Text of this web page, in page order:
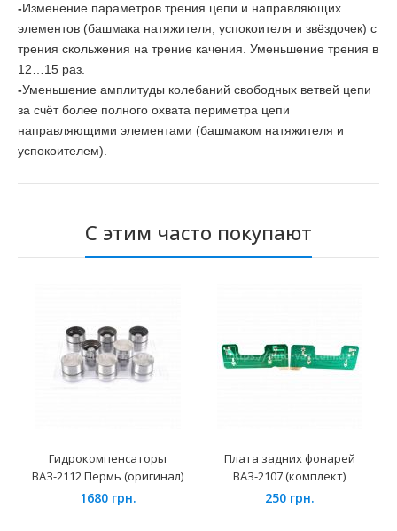
-Изменение параметров трения цепи и направляющих
элементов (башмака натяжителя, успокоителя и звёздочек) с
трения скольжения на трение качения. Уменьшение трения в
12…15 раз.
-Уменьшение амплитуды колебаний свободных ветвей цепи
за счёт более полного охвата периметра цепи
направляющими элементами (башмаком натяжителя и
успокоителем).
С этим часто покупают
Гидрокомпенсаторы
ВАЗ-2112 Пермь (оригинал)
1680 грн.
Плата задних фонарей
ВАЗ-2107 (комплект)
250 грн.